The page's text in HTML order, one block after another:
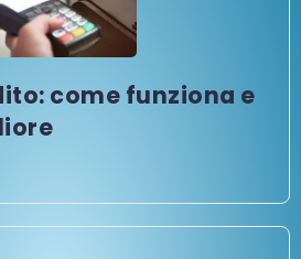
come funziona e